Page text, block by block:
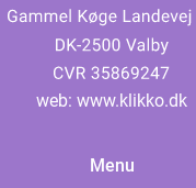
web: www.klikko.dk
Menu